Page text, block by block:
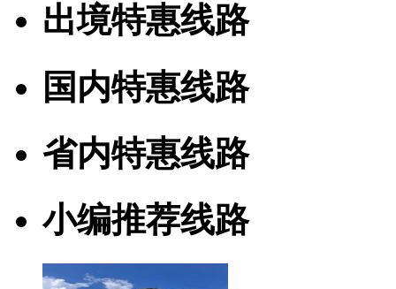
出境特惠线路
国内特惠线路
省内特惠线路
小编推荐线路